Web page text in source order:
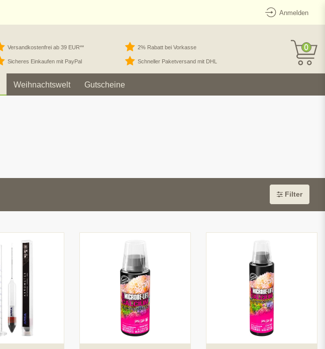
Anmelden
Versandkostenfrei ab 39 EUR** 2% Rabatt bei Vorkasse
Sicheres Einkaufen mit PayPal Schneller Paketversand mit DHL
0
Weihnachtswelt Gutscheine
Filter